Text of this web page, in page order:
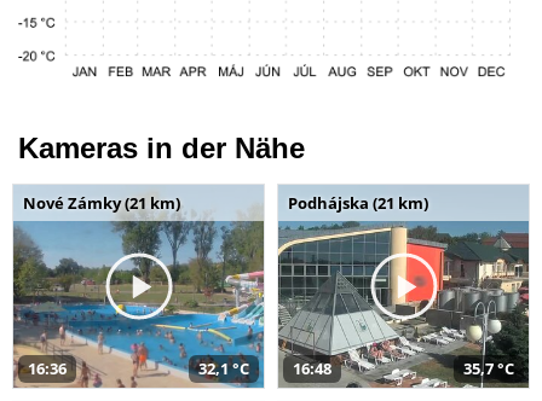
Kameras in der Nähe
Nové Zámky (21 km)
16:36 32,1 °C
Podhájska (21 km)
16:48 35,7 °C